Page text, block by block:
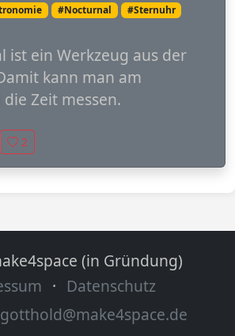
#Nocturnal
#Sternuhr
ist ein Werkzeug aus der
kann man am
Zeit messen.
2
(in Gründung)
· Datenschutz